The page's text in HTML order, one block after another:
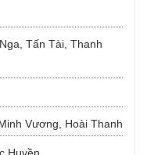
Tấn Tài, Thanh
Vương, Hoài Thanh